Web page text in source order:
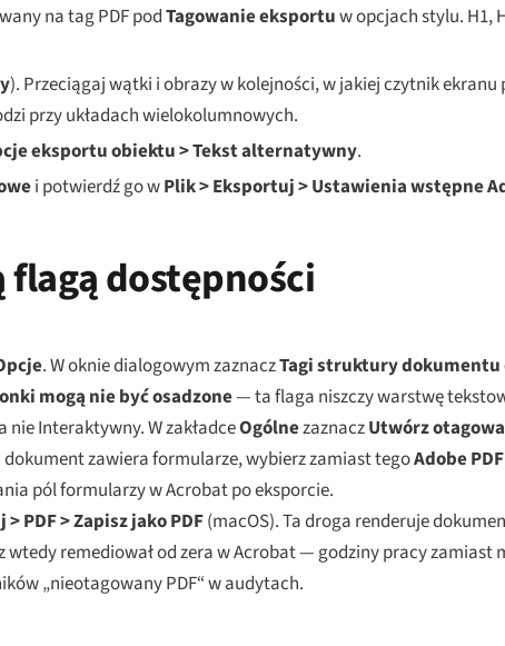
na tag PDF podTagowanie eksportuw opcjach stylu. H1,
). Przeciągaj wątki i obrazy w kolejności, w jakiej czytnik ekranu
przy układach wielokolumnowych.
eksportu obiektu > Tekst alternatywny.
i potwierdź go wPlik > Eksportuj > Ustawienia wstępne
dostępności
. W oknie dialogowym zaznaczTagi struktury dokumentu
mogą nie być osadzone— ta flaga niszczy warstwę
nie Interaktywny. W zakładceOgólnezaznaczUtwórz
zawiera formularze, wybierz zamiast tegoAdobe
pól formularzy w Acrobat po eksporcie.
PDF > Zapisz jako PDF(macOS). Ta droga renderuje
remediował od zera w Acrobat — godziny pracy zamiast
„nieotagowany PDF“ w audytach.